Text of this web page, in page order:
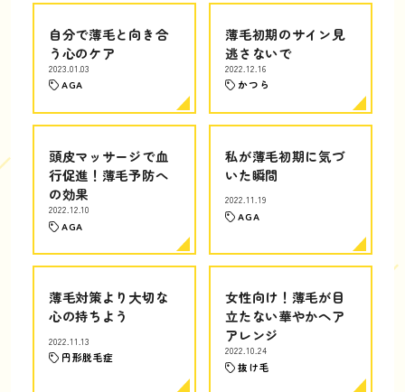
自分で薄毛と向き合
う心のケア
2023.01.03
AGA
薄毛初期のサイン見
逃さないで
2022.12.16
かつら
頭皮マッサージで血
行促進！薄毛予防へ
の効果
2022.12.10
AGA
私が薄毛初期に気づ
いた瞬間
2022.11.19
AGA
薄毛対策より大切な
心の持ちよう
2022.11.13
円形脱毛症
女性向け！薄毛が目
立たない華やかヘア
アレンジ
2022.10.24
抜け毛